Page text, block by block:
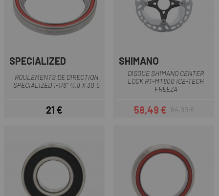
SPECIALIZED
ROULEMENTS DE DIRECTION
SPECIALIZED 1-1/8" 41,8 X 30,5
Prix
21 €
SHIMANO
DISQUE SHIMANO CENTER
LOCK RT-MT800 ICE-TECH
FREEZA
Prix
58,49 €Prix habituel
64,99 €